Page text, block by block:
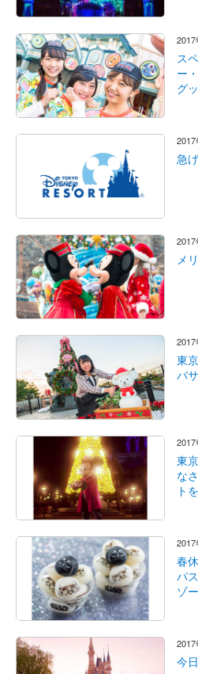
2017
ス
ー
グ
2017
急
2017
メ
2017
東
バ
2017
東
な
ト
2017
春
パ
ゾ
2017
今